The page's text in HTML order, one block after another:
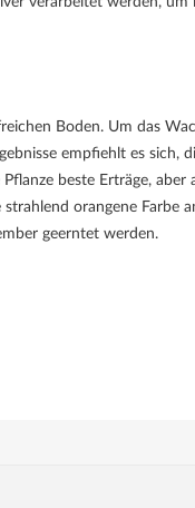
Boden. Um das
empfiehlt es sich,
beste Erträge, aber
orangene Farbe
geerntet werden.